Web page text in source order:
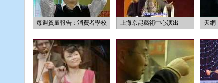
每週質量報告：消費者學校 上海京昆藝術中心演出 天網